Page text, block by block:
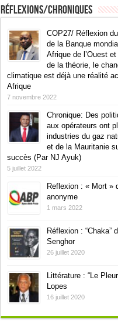
Réflexions/Chroniques
COP27/ Réflexion
de la Banque
Afrique de l’Ouest
de la théorie, le
climatique est déjà une réalité
Afrique
7 novembre 2022
Chronique: Des
aux opérateurs ont
industries du gaz
et de la Mauritanie
succès (Par NJ Ayuk)
5 juillet 2022
Reflexion : « Mort »
anonyme
1 mars 2022
Réflexion : “Chaka”
Senghor
26 juillet 2020
Littérature : “Le
Lopes
16 juillet 2020